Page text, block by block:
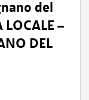
del
–
DEL